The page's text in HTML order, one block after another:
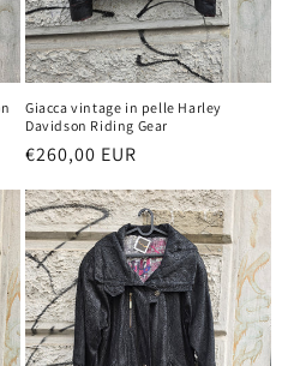
Giacca vintage in pelle Harley
Davidson Riding Gear
Prezzo
listino
€260,00 EUR